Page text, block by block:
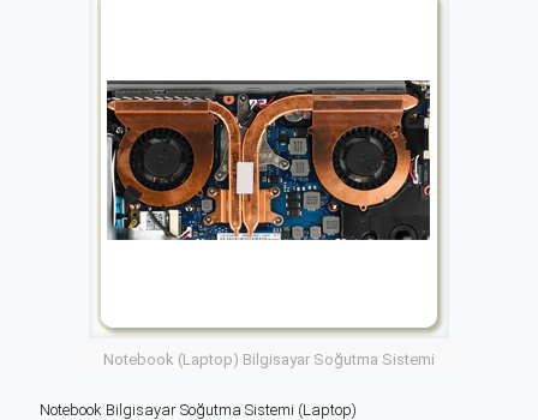
Notebook (Laptop) Bilgisayar Soğutma Sistemi
Notebook Bilgisayar Soğutma Sistemi (Laptop)